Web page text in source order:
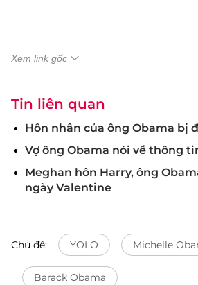
Xem link gốc
Tin liên quan
Hôn nhân của ông Obama bị
Vợ ông Obama nói về thông
Meghan hôn Harry, ông
ngày Valentine
Chủ đề: YOLO Michelle
Barack Obama